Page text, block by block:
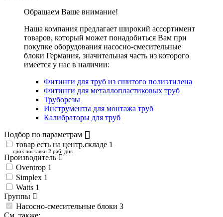
Обращаем Ваше внимание!
Наша компания предлагает широкий ассортимент
товаров, который может понадобиться Вам при
покупке оборудования насосно-смесительные
блоки Германия, значительная часть из которого
имеется у нас в наличии:
Фитинги для труб из сшитого полиэтилена
Фитинги для металлопластиковых труб
Труборезы
Инструменты для монтажа труб
Калибраторы для труб
Подбор по параметрам
товар есть на центр.складе 1
срок поставки 2 раб. дня
Производитель
Oventrop 1
Simplex 1
Watts 1
Группы
Насосно-смесительные блоки 3